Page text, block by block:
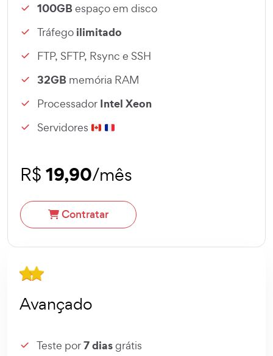
100GBespaço em disco
Tráfego ilimitado
FTP, SFTP, Rsync e SSH
32GB memória RAM
Processador Intel Xeon
Servidores
R$ 19,90/mês
Contratar
Avançado
Teste por7 diasgrátis